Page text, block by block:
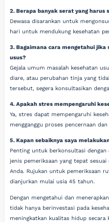
2. Berapa banyak serat yang harus
Dewasa disarankan untuk
hari untuk mendukung kesehatan
3. Bagaimana cara mengetahui
usus?
Gejala umum masalah kesehatan
diare, atau perubahan tinja yang
tersebut, segera konsultasikan
4. Apakah stres mempengaruhi
Ya, stres dapat mempengaruhi
mengganggu proses pencernaan
5. Kapan sebaiknya saya
Penting untuk berkonsultasi
jenis pemeriksaan yang tepat
Anda. Rujukan untuk pemeriksaan
dianjurkan mulai usia 45 tahun.
Dengan mengetahui dan
tidak hanya berinvestasi pada
meningkatkan kualitas hidup secara